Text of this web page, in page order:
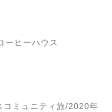
ーヒーハウス
コミュニティ旅/2020年